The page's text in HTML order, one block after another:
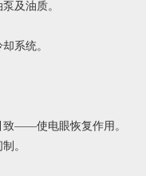
及油质。
系统。
致——使电眼恢复作用。
。